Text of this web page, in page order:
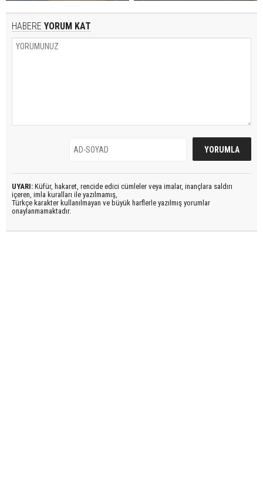
HABERE YORUM KAT
UYARI: Küfür, hakaret, rencide edici cümleler veya imalar, inançlara saldırı
içeren, imla kuralları ile yazılmamış,
Türkçe karakter kullanılmayan ve büyük harflerle yazılmış yorumlar
onaylanmamaktadır.